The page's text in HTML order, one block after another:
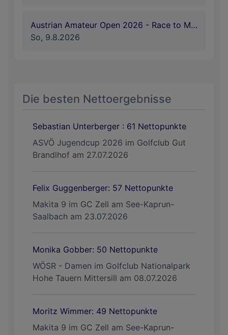
Austrian Amateur Open 2026 - Race to Malaysia
So, 9.8.2026
Die besten Nettoergebnisse
Sebastian Unterberger : 61 Nettopunkte
ASVÖ Jugendcup 2026 im Golfclub Gut
Brandlhof am 27.07.2026
Felix Guggenberger: 57 Nettopunkte
Makita 9 im GC Zell am See-Kaprun-
Saalbach am 23.07.2026
Monika Gobber: 50 Nettopunkte
WÖSR - Damen im Golfclub Nationalpark
Hohe Tauern Mittersill am 08.07.2026
Moritz Wimmer: 49 Nettopunkte
Makita 9 im GC Zell am See-Kaprun-